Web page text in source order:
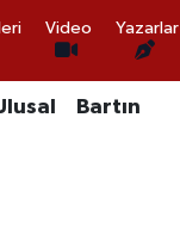
Video Yazarlar
Bartın